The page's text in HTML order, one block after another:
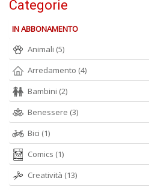
Categorie
IN ABBONAMENTO
Animali (5)
Arredamento (4)
Bambini (2)
Benessere (3)
Bici (1)
Comics (1)
Creatività (13)